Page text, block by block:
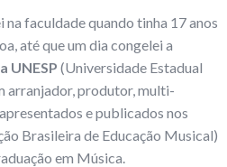
faculdade quando tinha 17 anos
até que um dia congelei a
UNESP (Universidade Estadual
arranjador, produtor, multi-
e publicados nos
Brasileira de Educação Musical)
em Música.